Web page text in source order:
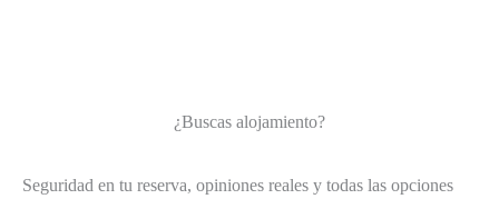
¿Buscas alojamiento?
Seguridad en tu reserva, opiniones reales y todas las opciones